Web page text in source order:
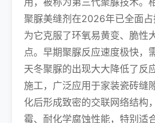
聚脲美缝剂在2026年已全面
为它克服了环氧易黄变、脆性
点。早期聚脲反应速度极快，
天冬聚脲的出现大大降低了反
施工，广泛应用于家装瓷砖缝
化后形成致密的交联网络结构
霉、耐化学腐蚀性能，特别适